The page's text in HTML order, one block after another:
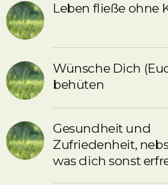
Leben fließe ohne
Wünsche Dich
behüten
Gesundheit und
Zufriedenheit,
was dich sonst